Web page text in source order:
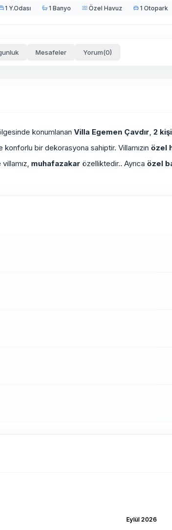
1 Y.Odası 1 Banyo Özel Havuz 1 Otopark
Mesafeler Yorum(0)
konumlanan Villa Egemen Çavdır, 2
konforlu bir dekorasyona sahiptir. Villamızın özel
villamız, muhafazakar özelliktedir.. Ayrıca özel
Eylül 2026